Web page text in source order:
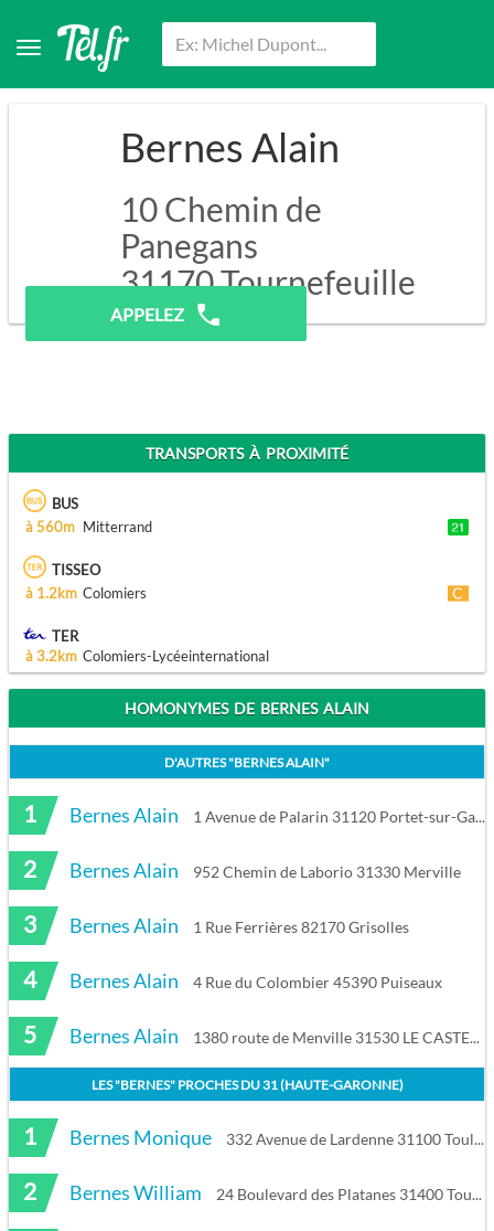
Bernes Alain
10 Chemin de
Panegans
31170Tournefeuille
APPELEZ
TRANSPORTS À PROXIMITÉ
BUS
à 560m Mitterrand
TISSEO
à 1.2km Colomiers
TER
à 3.2km Colomiers-Lycéeinternational
HOMONYMES DE BERNES ALAIN
D'AUTRES "BERNES ALAIN"
1 Bernes Alain 1 Avenue de Palarin 31120 Portet-sur-Garonne
2 Bernes Alain 952 Chemin de Laborio 31330 Merville
3 Bernes Alain 1 Rue Ferrières 82170 Grisolles
4 Bernes Alain 4 Rue du Colombier 45390 Puiseaux
5 Bernes Alain 1380 route de Menville 31530 LE CASTERA
LES "BERNES" PROCHES DU31 (HAUTE-GARONNE)
1 Bernes Monique 332 Avenue de Lardenne 31100 Toulouse
2 Bernes William 24 Boulevard des Platanes 31400 Toulouse